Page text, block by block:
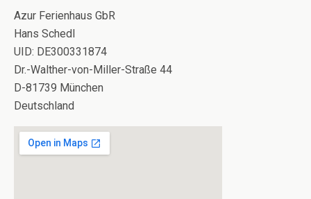
Azur Ferienhaus GbR
Hans Schedl
UID: DE300331874
Dr.-Walther-von-Miller-Straße 44
D-81739 München
Deutschland